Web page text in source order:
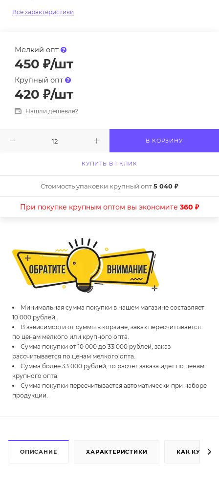
Все характеристики
Мелкий опт
450 ₽/шт
Крупный опт
420 ₽/шт
Нашли дешевле?
В КОРЗИНУ
КУПИТЬ В 1 КЛИК
Стоимость упаковки крупный опт5 040 ₽
При покупке крупным оптом вы экономите 360 ₽
Минимальная сумма покупки в нашем магазине составляет
10 000 рублей.
В зависимости от суммы в корзине, заказ пересчитывается
по ценам мелкого или крупного опта.
Сумма покупки от 10 000 до 33 000 рублей, заказ
рассчитывается по ценам мелкого опта.
Сумма более 33 000 рублей, то расчет заказа идет по ценам
крупного опта.
Сумма покупки пересчитывается автоматически при наборе
продукции.
ОПИСАНИЕ ХАРАКТЕРИСТИКИ КАК КУПИТЬ